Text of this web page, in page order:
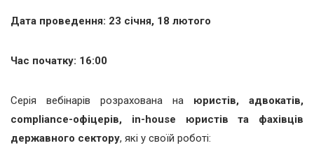
Дата проведення: 23 січня, 18 лютого
Час початку: 16:00
Серія вебінарів розрахована на юристів, адвокатів,
compliance-офіцерів, in-house юристів та фахівців
державного сектору, які у своїй роботі: